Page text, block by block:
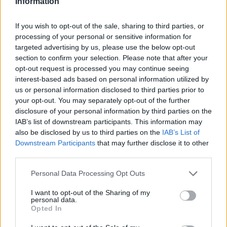
If you wish to opt-out of the sale, sharing to third parties, or
processing of your personal or sensitive information for
targeted advertising by us, please use the below opt-out
section to confirm your selection. Please note that after your
opt-out request is processed you may continue seeing
interest-based ads based on personal information utilized by
us or personal information disclosed to third parties prior to
your opt-out. You may separately opt-out of the further
disclosure of your personal information by third parties on the
IAB’s list of downstream participants. This information may
also be disclosed by us to third parties on the IAB’s List of
Downstream Participants that may further disclose it to other
Personal Data Processing Opt Outs
I want to opt-out of the Sharing of my
personal data.
Opted In
κόρη της
SHOWBIZ
Κωνσταντίνα Μπεκιάρη: Το
διαφορετικό καλοκαίρι με τον γιο
της και το road trip που θα
θυμούνται
SHOWBIZ
22 χρόνια χωρίς τον Δημήτρη
SHOWBIZ
DPG NETWORK